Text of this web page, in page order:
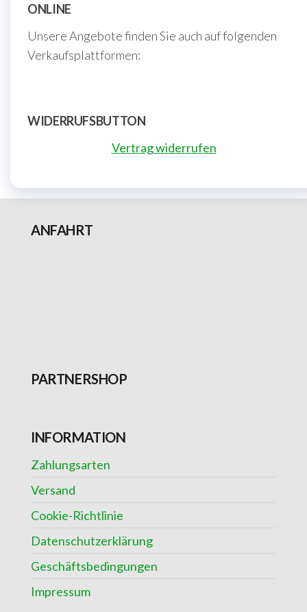
ONLINE
Unsere Angebote finden Sie auch auf folgenden
Verkaufsplattformen:
WIDERRUFSBUTTON
Vertrag widerrufen
ANFAHRT
PARTNERSHOP
INFORMATION
Zahlungsarten
Versand
Cookie-Richtlinie
Datenschutzerklärung
Geschäftsbedingungen
Impressum